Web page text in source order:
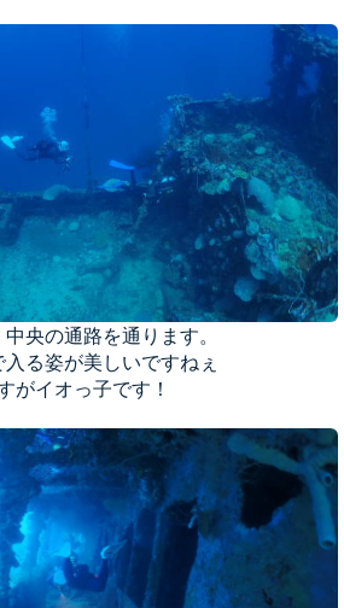
央の通路を通ります。
る姿が美しいですねぇ
がイオっ子です！